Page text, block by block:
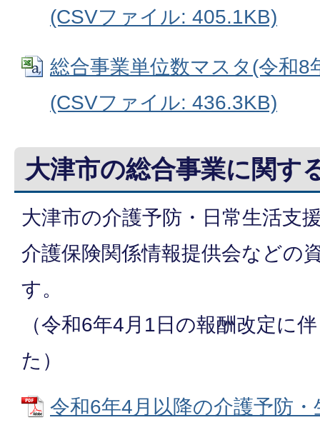
(CSVファイル: 405.1KB)
総合事業単位数マスタ(令和
(CSVファイル: 436.3KB)
大津市の総合事業に関す
大津市の介護予防・日常生活支
介護保険関係情報提供会などの
す。
（令和6年4月1日の報酬改定に
た）
令和6年4月以降の介護予防